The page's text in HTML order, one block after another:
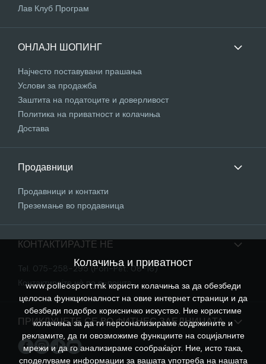
Лав Клуб Програм
ОНЛАЈН ШОПИНГ
Најчесто поставувани прашања
Услови за продажба
Заштита на податоците и доверливост
Политика на приватност и колачиња
Достава
Продавници
Продавници и контакти
Преземање во продавница
КОНТАКТИРАЈТЕ НЕ
Tel. 075-258-295 (Pon-Pet: 08-16)
Контактирајте нѐ по е-пошта
ПРИКЛУЧЕТЕ СЕ ВО ФИТНЕС ЗАЕДНИЦАТА
Колачиња и приватност
www.polleosport.mk користи колачиња за да обезбеди
целосна функционалност на овие интернет страници и да
обезбеди подобро корисничко искуство. Ние користиме
колачиња за да ги персонализираме содржините и
рекламите, да ги овозможиме функциите на социјалните
мрежи и да го анализираме сообраќајот. Ние, исто така,
споделуваме информации за вашата употреба на нашата